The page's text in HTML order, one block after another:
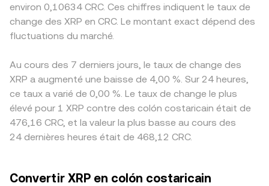
environ 0,10634 CRC. Ces chiffres indiquent le taux de
change des XRP en CRC. Le montant exact dépend des
fluctuations du marché.
Au cours des 7 derniers jours, le taux de change des
XRP a augmenté une baisse de 4,00 %. Sur 24 heures,
ce taux a varié de 0,00 %. Le taux de change le plus
élevé pour 1 XRP contre des colón costaricain était de
476,16 CRC, et la valeur la plus basse au cours des
24 dernières heures était de 468,12 CRC.
Convertir XRP en colón costaricain